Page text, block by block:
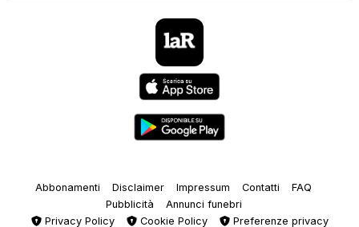
Abbonamenti Disclaimer Impressum Contatti
FAQ
Pubblicità
Annunci funebri
Privacy Policy
Cookie Policy Preferenze privacy